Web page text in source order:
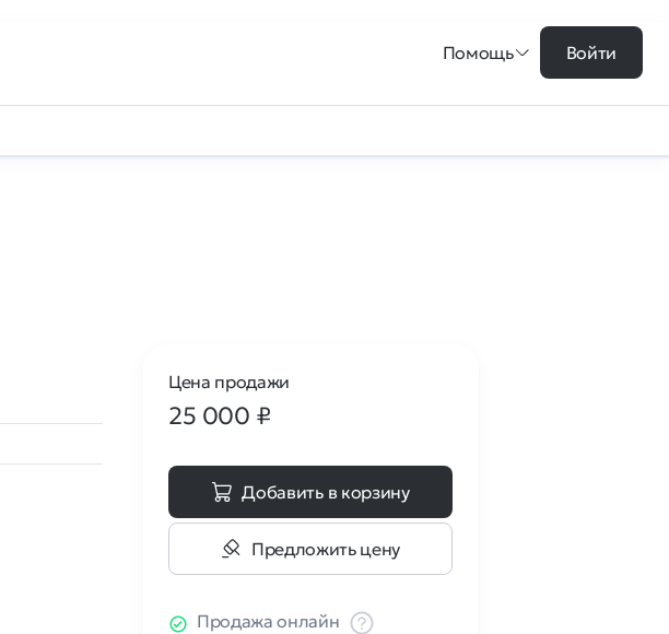
Помощь Войти
Цена продажи
25 000 ₽
Добавить в корзину
Предложить цену
Продажа онлайн